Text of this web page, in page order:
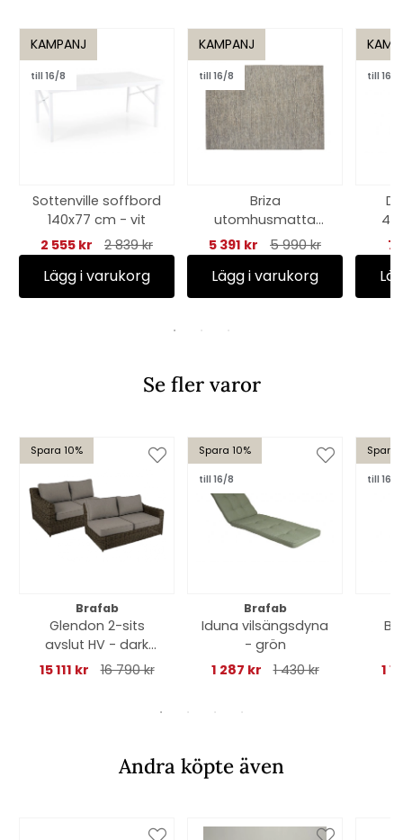
KAMPANJ
till 16/8
Sottenville soffbord
140x77 cm - vit
2 555 kr
2 839 kr
Lägg i varukorg
KAMPANJ
till 16/8
Briza
utomhusmatta
240x340 cm -
beige
5 391 kr 5 990 kr
Lägg i varukorg
till 16/8
Se fler varor
Spara 10%
Brafab
Glendon 2-sits
avslut HV - dark
brown/soft moose
15 111 kr 16 790 kr
Spara 10%
till 16/8
Brafab
Iduna vilsängsdyna
- grön
1 287 kr
1 430 kr
Spara
till 16/8
1
Andra köpte även